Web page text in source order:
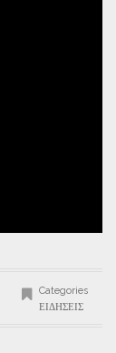
Categories
ΕΙΔΉΣΕΙΣ